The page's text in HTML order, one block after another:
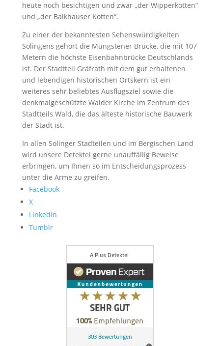
heute noch besichtigen und zwar „der Wipperkotten“
und „der Balkhauser Kotten“.
Zu einer der bekanntesten Sehenswürdigkeiten
Solingens gehört die Müngstener Brücke, die mit 107
Metern die höchste Eisenbahnbrücke Deutschlands
ist. Der Stadtteil Gräfrath mit dem gut erhaltenen
und lebendigen historischen Ortskern ist ein
weiteres sehr beliebtes Ausflugsziel sowie die
denkmalgeschützte Walder Kirche im Zentrum des
Stadtteils Wald, die das älteste historische Bauwerk
der Stadt ist.
In allen Solinger Stadteilen und im Bergischen Land
wird unsere Detektei gerne unauffällig Beweise
erbringen, um Ihnen so im Entscheidungsprozess
unter die Arme zu greifen.
Facebook
X
LinkedIn
Tumblr